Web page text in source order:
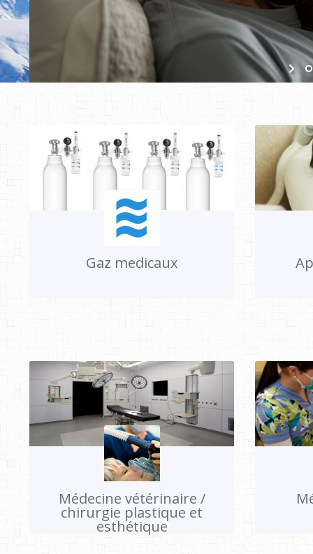
Gaz medicaux
Médecine vétérinaire /
chirurgie plastique et
esthétique